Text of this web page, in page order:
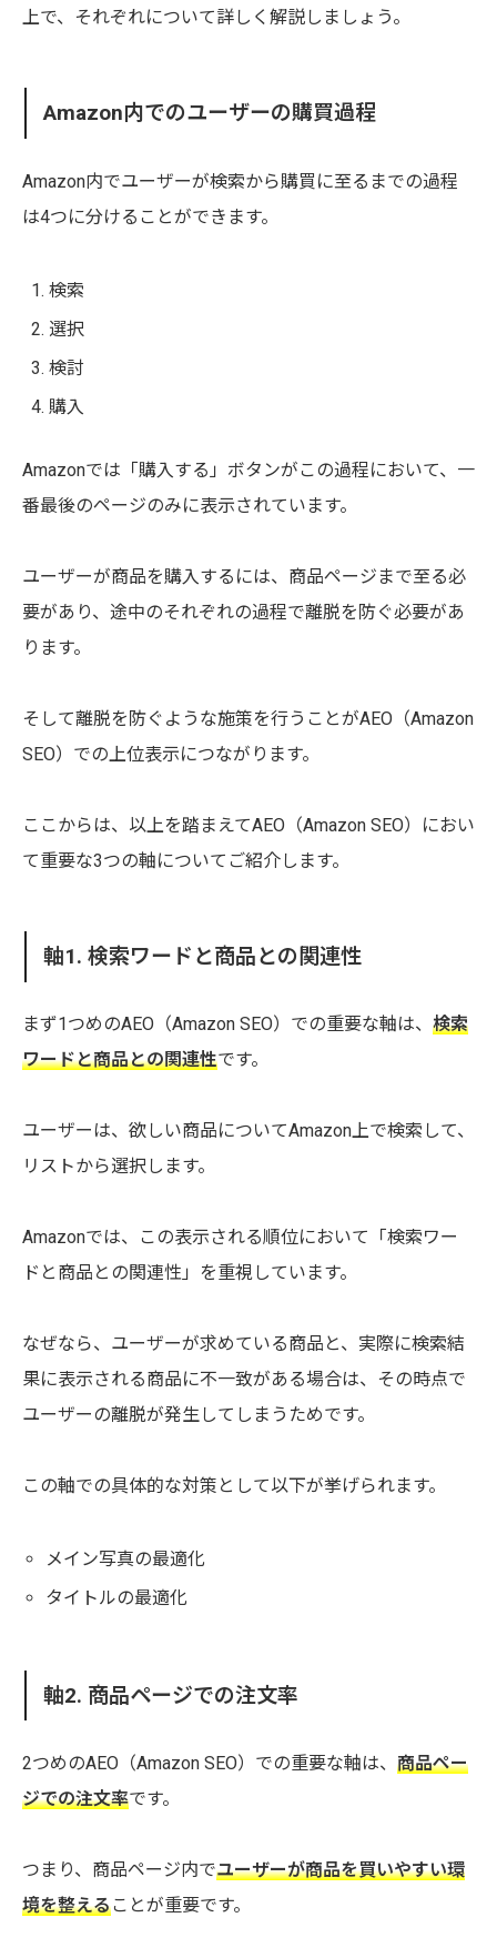
上で、それぞれについて詳しく解説しましょう。
Amazon内でのユーザーの購買過程
Amazon内でユーザーが検索から購買に至るまでの過程
は4つに分けることができます。
検索
選択
検討
購入
Amazonでは「購入する」ボタンがこの過程において、一
番最後のページのみに表示されています。
ユーザーが商品を購入するには、商品ページまで至る必
要があり、途中のそれぞれの過程で離脱を防ぐ必要があ
ります。
そして離脱を防ぐような施策を行うことがAEO（Amazon
SEO）での上位表示につながります。
ここからは、以上を踏まえてAEO（Amazon SEO）におい
て重要な3つの軸についてご紹介します。
軸1. 検索ワードと商品との関連性
まず1つめのAEO（Amazon SEO）での重要な軸は、 検索
ワードと商品との関連性です。
ユーザーは、欲しい商品についてAmazon上で検索して、
リストから選択します。
Amazonでは、この表示される順位において「検索ワー
ドと商品との関連性」を重視しています。
なぜなら、ユーザーが求めている商品と、実際に検索結
果に表示される商品に不一致がある場合は、その時点で
ユーザーの離脱が発生してしまうためです。
この軸での具体的な対策として以下が挙げられます。
メイン写真の最適化
タイトルの最適化
軸2. 商品ページでの注文率
2つめのAEO（Amazon SEO）での重要な軸は、 商品ペー
ジでの注文率です。
つまり、商品ページ内でユーザーが商品を買いやすい環
境を整えることが重要です。